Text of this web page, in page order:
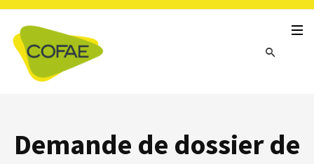
Demande de dossier de